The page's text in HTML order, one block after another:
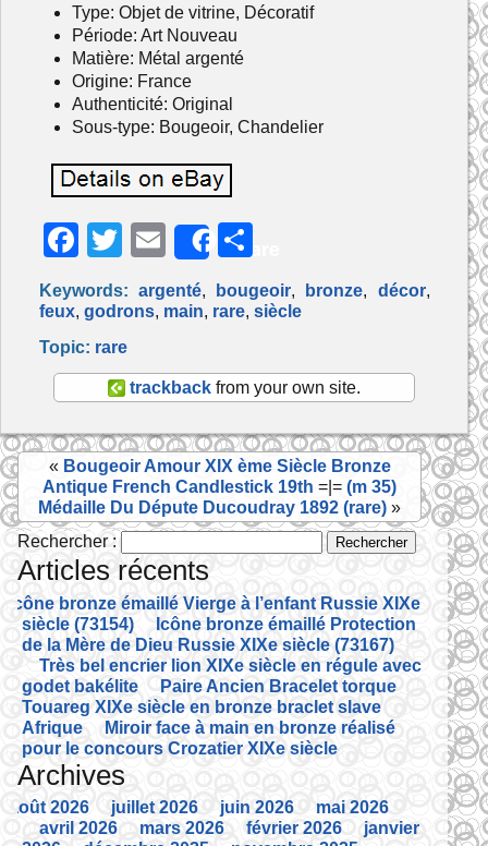
Type: Objet de vitrine, Décoratif
Période: Art Nouveau
Matière: Métal argenté
Origine: France
Authenticité: Original
Sous-type: Bougeoir, Chandelier
F
c
e
b
o
o
k
T
itt
er
E
m
ai
Share
ar
ta
er
Keywords: argenté, bougeoir, bronze, décor,
feux, godrons, main, rare, siècle
Topic: rare
trackback from your own site.
« Bougeoir Amour XIX ème Siècle Bronze
Antique French Candlestick 19th =|=(m 35)
Médaille Du Députe Ducoudray 1892 (rare) »
Rechercher :
Articles récents
Icône bronze émaillé Vierge à l’enfant Russie XIXe
siècle (73154)
Icône bronze émaillé Protection
de la Mère de Dieu Russie XIXe siècle (73167)
Très bel encrier lion XIXe siècle en régule avec
godet bakélite
Paire Ancien Bracelet torque
Touareg XIXe siècle en bronze braclet slave
Afrique
Miroir face à main en bronze réalisé
pour le concours Crozatier XIXe siècle
Archives
août 2026 juillet 2026 juin 2026
mai 2026
avril 2026
mars 2026 février 2026
janvier